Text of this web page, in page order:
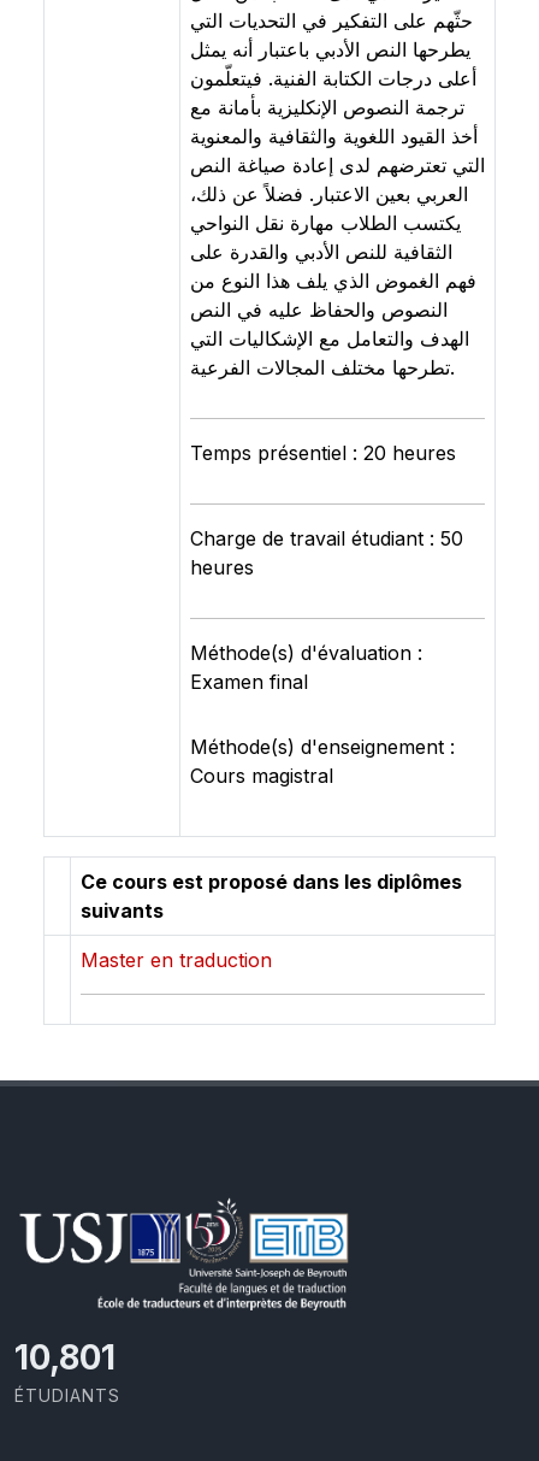
حثّهم على التفكير في التحديات التي
يطرحها النص الأدبي باعتبار أنه يمثل
أعلى درجات الكتابة الفنية. فيتعلّمون
ترجمة النصوص الإنكليزية بأمانة مع
أخذ القيود اللغوية والثقافية والمعنوية
التي تعترضهم لدى إعادة صياغة النص
العربي بعين الاعتبار. فضلاً عن ذلك،
يكتسب الطلاب مهارة نقل النواحي
الثقافية للنص الأدبي والقدرة على
فهم الغموض الذي يلف هذا النوع من
النصوص والحفاظ عليه في النص
الهدف والتعامل مع الإشكاليات التي
تطرحها مختلف المجالات الفرعية.
Temps présentiel : 20 heures
Charge de travail étudiant : 50
heures
Méthode(s) d'évaluation :
Examen final
Méthode(s) d'enseignement :
Cours magistral
Ce cours est proposé dans les diplômes
suivants
Master en traduction
11,110
ÉTUDIANTS